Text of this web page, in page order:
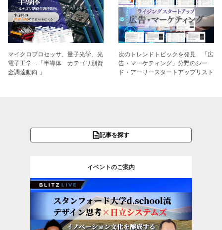
マイクロプロセッサ、量子光学、光
電子工学…「半導体 カテゴリ別資
金調達動向 」
次のトレンドトピックを発見 「広
告・マーケティング」分野のシー
ド・アーリースタートアップリスト
記事を探す
イベントのご案内